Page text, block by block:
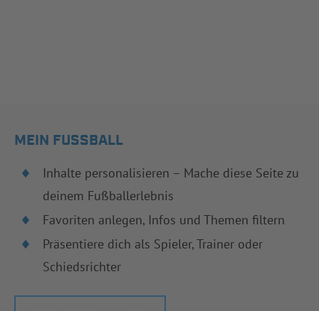
MEIN FUSSBALL
Inhalte personalisieren – Mache diese Seite zu
deinem Fußballerlebnis
Favoriten anlegen, Infos und Themen filtern
Präsentiere dich als Spieler, Trainer oder
Schiedsrichter